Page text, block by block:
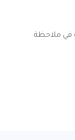
في ملاحظة